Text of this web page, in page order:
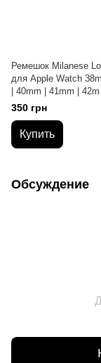
Ремешок Milanese
для Apple Watch
| 40mm | 41mm |
(10 | 11 series) Black
350 грн
Купить
Обсуждение